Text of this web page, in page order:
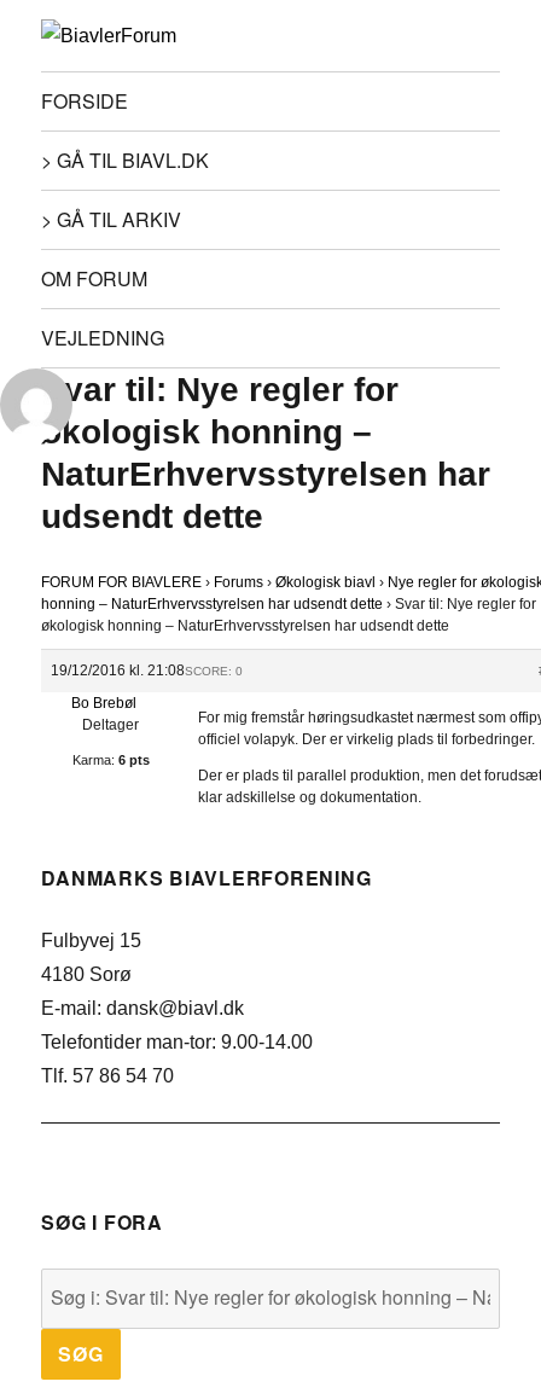
FORSIDE
> GÅ TIL BIAVL.DK
> GÅ TIL ARKIV
OM FORUM
VEJLEDNING
Svar til: Nye regler for
økologisk honning –
NaturErhvervsstyrelsen har
udsendt dette
FORUM FOR BIAVLERE › Forums › Økologisk biavl › Nye regler for
honning – NaturErhvervsstyrelsen har udsendt dette › Svar til: Nye regler for
økologisk honning – NaturErhvervsstyrelsen har udsendt dette
19/12/2016 kl. 21:08SCORE: 0
Bo Brebøl
Deltager
Karma: 6 pts
For mig fremstår høringsudkastet nærmest som
officiel volapyk. Der er virkelig plads til forbedringer.
Der er plads til parallel produktion, men det
klar adskillelse og dokumentation.
DANMARKS BIAVLERFORENING
Fulbyvej 15
4180 Sorø
E-mail: dansk@biavl.dk
Telefontider man-tor: 9.00-14.00
Tlf. 57 86 54 70
SØG I FORA